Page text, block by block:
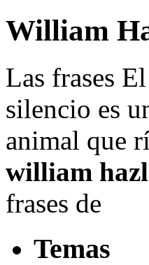
William
Las frases
silencio es
animal que
william
frases de
Temas